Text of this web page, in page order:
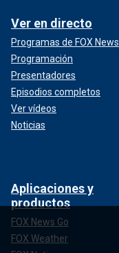
Ver en directo
Programas de FOX News
Programación
Presentadores
Episodios completos
Ver vídeos
Noticias
Aplicaciones y
productos
FOX News Go
FOX Weather